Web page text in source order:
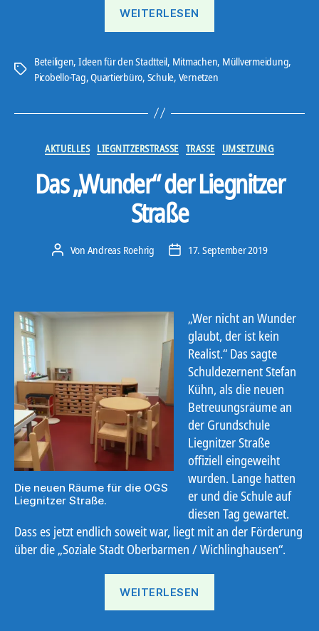
WEITERLESEN
mit
180
Schlagwörter
Beteiligen, Ideen für den Stadtteil, Mitmachen, Müllvermeidung,
Picobello-Tag,Quartierbüro, Schule, Vernetzen
Kategorien
AKTUELLES LIEGNITZERSTRASSE TRASSE UMSETZUNG
Das „Wunder“ der Liegnitzer
Straße
Beitragsautor
Von Andreas Roehrig Veröffentlichungsdatum
17. September 2019
Die neuen Räume für die OGS
Liegnitzer Straße.
„Wer nicht an Wunder
glaubt, der ist kein
Realist.“ Das sagte
Schuldezernent Stefan
Kühn, als die neuen
Betreuungsräume an
der Grundschule
Liegnitzer Straße
offiziell eingeweiht
wurden. Lange hatten
er und die Schule auf
diesen Tag gewartet.
Dass es jetzt endlich soweit war, liegt mit an der Förderung
über die „Soziale Stadt Oberbarmen / Wichlinghausen“.
WEITERLESEN